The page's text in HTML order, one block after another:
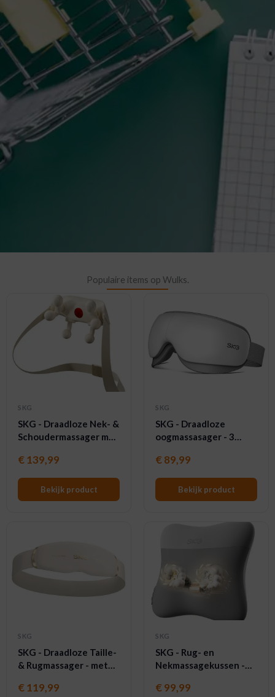
Populaire items op Wulks.
SKG
SKG - Draadloze Nek- &
Schoudermassager met
rolmassage - HS500-2 -
Wit
€139,99
Bekijk product
SKG
SKG - Draadloze
oogmassasager - 3
Modi & Bluetooth -
ES500 - Wit
€89,99
Bekijk product
SKG
SKG - Draadloze Taille-
& Rugmassager - met
Vibratie- en Warmte-
€119,99
SKG
SKG - Rug- en
Nekmassagekussen -
met warmtefunctie -
€99,99